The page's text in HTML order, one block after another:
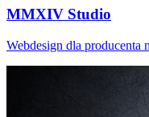
MMXIV Studio
Webdesign dla producenta